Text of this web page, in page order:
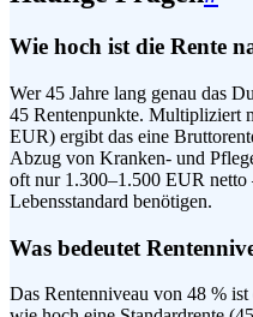
Wie hoch ist die Rente
Wer 45 Jahre lang genau das
45 Rentenpunkte. Multipliziert
EUR) ergibt das eine
Abzug von Kranken- und
oft nur 1.300–1.500 EUR
Lebensstandard benötigen.
Was bedeutet
Das Rentenniveau von 48 %